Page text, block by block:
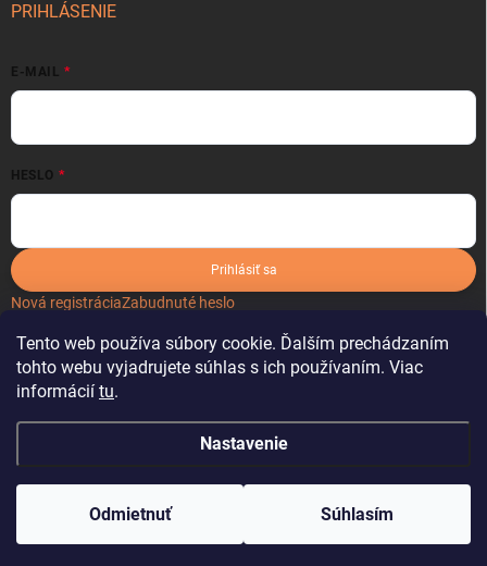
Tento web používa súbory cookie. Ďalším prechádzaním
tohto webu vyjadrujete súhlas s ich používaním. Viac
informácií tu.
Nastavenie
Odmietnuť Súhlasím
PRIHLÁSENIE
E-MAIL
HESLO
Prihlásiť sa
Nová registráciaZabudnuté heslo
Vytvoril Shoptet
Copyright 2026 kartonoveobaly.sk . Všetky práva vyhradené.